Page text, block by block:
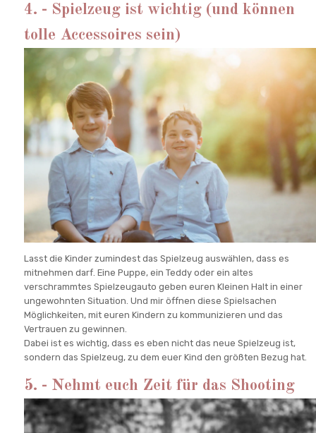
4. - Spielzeug ist wichtig (und können
tolle Accessoires sein)
Lasst die Kinder zumindest das Spielzeug auswählen, dass es
mitnehmen darf. Eine Puppe, ein Teddy oder ein altes
verschrammtes Spielzeugauto geben euren Kleinen Halt in einer
ungewohnten Situation. Und mir öffnen diese Spielsachen
Möglichkeiten, mit euren Kindern zu kommunizieren und das
Vertrauen zu gewinnen.
Dabei ist es wichtig, dass es eben nicht das neue Spielzeug ist,
sondern das Spielzeug, zu dem euer Kind den größten Bezug hat.
5. - Nehmt euch Zeit für das Shooting